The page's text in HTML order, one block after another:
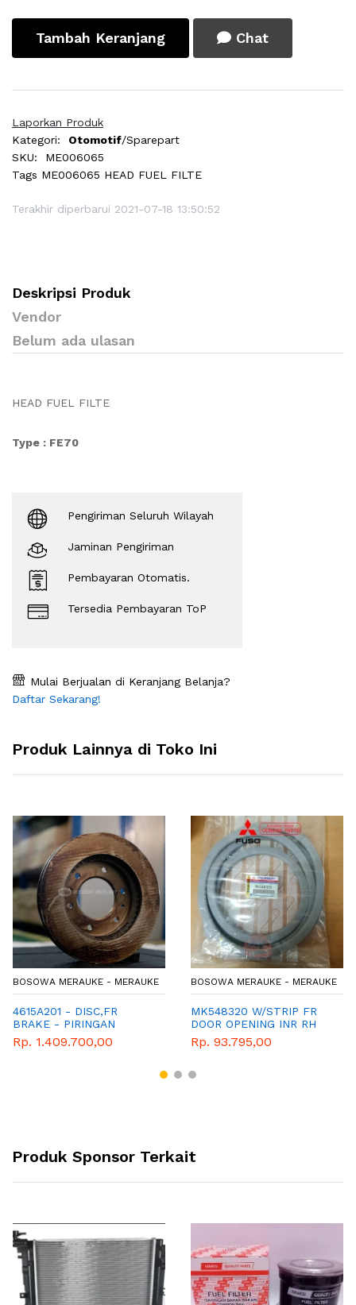
Tambah Keranjang Chat
Laporkan Produk
Kategori:
Otomotif/Sparepart
SKU:
ME006065
Tags ME006065 HEAD FUEL FILTE
Terakhir diperbarui 2021-07-18 13:50:52
Deskripsi Produk
Vendor
Belum ada ulasan
HEAD FUEL FILTE
Type : FE70
Pengiriman Seluruh Wilayah
Jaminan Pengiriman
Pembayaran Otomatis.
Tersedia Pembayaran ToP
Mulai Berjualan di Keranjang Belanja?
Daftar Sekarang!
Produk Lainnya di Toko Ini
BOSOWA MERAUKE - MERAUKE
4615A201 - DISC,FR
BRAKE - PIRINGAN
CAKRAM DEPAN -
MITSUBISHI - GENUINE -
Rp. 1.409.700,00
BOSOWA MERAUKE - MERAUKE
MK548320 W/STRIP FR
DOOR OPENING INR RH
Rp. 93.795,00
Produk Sponsor Terkait